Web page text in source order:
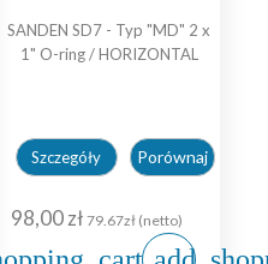
SANDEN SD7 - Typ "MD" 2 x
1" O-ring / HORIZONTAL
Szczegóły Porównaj
98,00 zł 79.67zł (netto)